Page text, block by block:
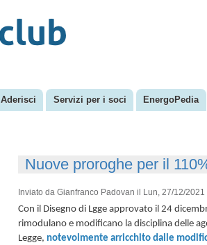
Aderisci Servizi per i soci EnergoPedia
Nuove proroghe per il
Inviato da Gianfranco Padovan il Lun, 27/12/2021
Con il Disegno di Lgge approvato il 24
rimodulano e modificano la disciplina delle
Legge, notevolmente arricchito dalle